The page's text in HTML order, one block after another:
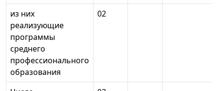
из них
реализующие
программы
среднего
профессионального
образования
02